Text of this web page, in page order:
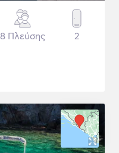
8 Πλεύσης 2